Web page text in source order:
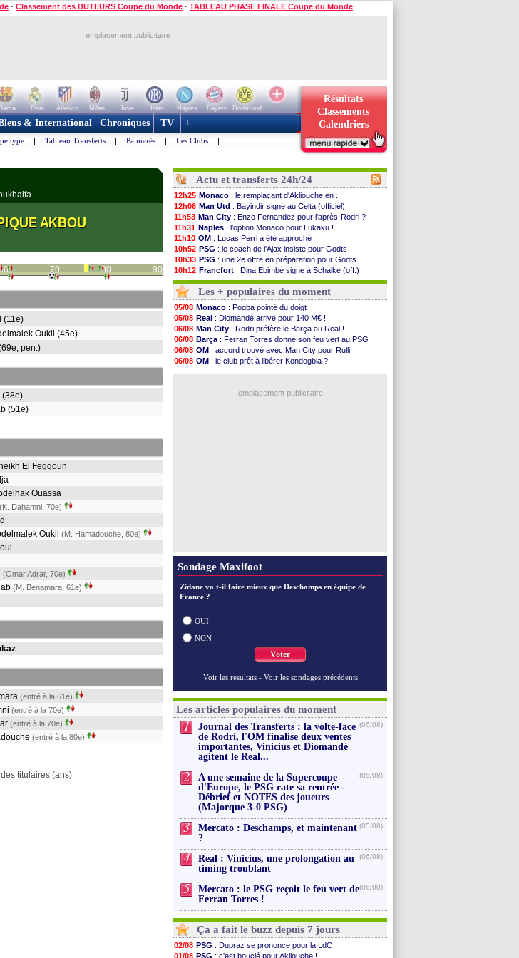
- Classement des BUTEURS Coupe du Monde - TABLEAU PHASE FINALE Coupe du Monde
emplacement publicitaire
Barca Real Atletico Milan Juve Inter Naples Bayern
Dortmund
Résultats
Classements
Calendriers
& International Chroniques TV +
type | Tableau Transferts | Palmarès | Les Clubs |
AKBOU
70 80 90
(11e)
Oukil (45e)
pen.)
(38e)
(51e)
El Feggoun
Ouassa
(K. Dahamni, 70e)
Oukil (M. Hamadouche, 80e)
(Omar Adrar, 70e)
(M. Benamara, 61e)
(entré à la 61e)
(entré à la 70e)
(entré à la 70e)
(entré à la 80e)
titulaires (ans)
Actu et transferts 24h/24
12h25 Monaco : le remplaçant d'Akliouche en ...
12h06 Man Utd : Bayindir signe au Celta (officiel)
11h53 Man City : Enzo Fernandez pour l'après-Rodri ?
11h31 Naples : l'option Monaco pour Lukaku !
11h10 OM : Lucas Perri a été approché
10h52 PSG : le coach de l'Ajax insiste pour Godts
10h33 PSG : une 2e offre en préparation pour Godts
10h12 Francfort : Dina Ebimbe signe à Schalke (off.)
10h09 Strasbourg: Saïdou Sow prêté à Nantes (off.)
10h05
Monaco: Filipe Luis aimerait garder Balogun
09h44 Dortmund: Newcastle est prévenu pour Nmecha
09h24
Barça: première offre à 45 M€ pour Rodri ?
09h06
Argentine: le soutien très appuyé à Infantino
08h44
Tottenham: Van de Ven va prolonger
08h22
Barça : l'agent de Rodri confirme !
06/08 FIFA : la CAF soutient Infantino
06/08 CdM 2030: Rubiales charge Infantino et ...
: Haise confirme pour Aït Boudlal
Les + populaires du moment
05/08 Monaco : Pogba pointé du doigt
05/08 Real : Diomandé arrive pour 140 M€ !
06/08 Man City : Rodri préfère le Barça au Real !
06/08 Barça : Ferran Torres donne son feu vert au PSG
06/08 OM : accord trouvé avec Man City pour Rulli
06/08 OM : le club prêt à libérer Kondogbia ?
emplacement publicitaire
Sondage Maxifoot
Zidane va t-il faire mieux que Deschamps en équipe de
France ?
OUI
NON
Voter
Voir les resultats - Voir les sondages précédents
Les articles populaires du moment
1
Journal des Transferts : la volte-face
de Rodri, l'OM finalise deux ventes
importantes, Vinicius et Diomandé
agitent le Real...
(06/08)
2
A une semaine de la Supercoupe
d'Europe, le PSG rate sa rentrée -
Débrief et NOTES des joueurs
(Majorque 3-0 PSG)
(05/08)
3
Mercato : Deschamps, et maintenant
?
(05/08)
4
Real : Vinicius, une prolongation au
timing troublant
(06/08)
5
Mercato : le PSG reçoit le feu vert de
Ferran Torres !
(06/08)
Ça a fait le buzz depuis 7 jours
02/08 PSG : Dupraz se prononce pour la LdC
01/08 PSG : c'est bouclé pour Akliouche !